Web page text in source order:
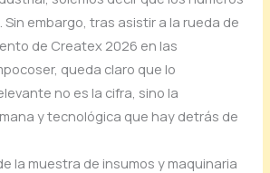
Sin embargo, tras asistir a la rueda de
de Createx 2026 en las
queda claro que lo
no es la cifra, sino la
y tecnológica que hay detrás de
la muestra de insumos y maquinaria